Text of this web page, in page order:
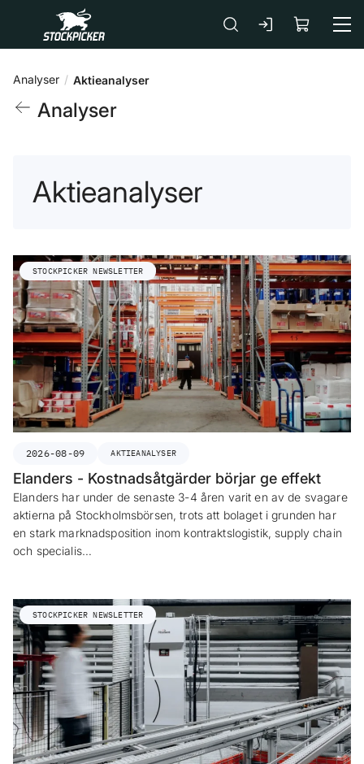
Gå till huvudinnehåll
Analyser Aktieanalyser
Analyser
Aktieanalyser
STOCKPICKER NEWSLETTER
2026-08-09 AKTIEANALYSER
Elanders - Kostnadsåtgärder börjar ge effekt
Elanders har under de senaste 3-4 åren varit en av de svagare
aktierna på Stockholmsbörsen, trots att bolaget i grunden har
en stark marknadsposition inom kontraktslogistik, supply chain
och specialis…
STOCKPICKER NEWSLETTER